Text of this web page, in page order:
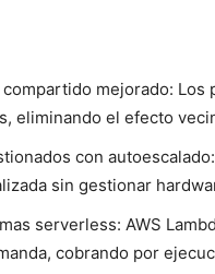
mejorado:
eliminando el efecto
con
sin gestionar
serverless: AWS
cobrando por